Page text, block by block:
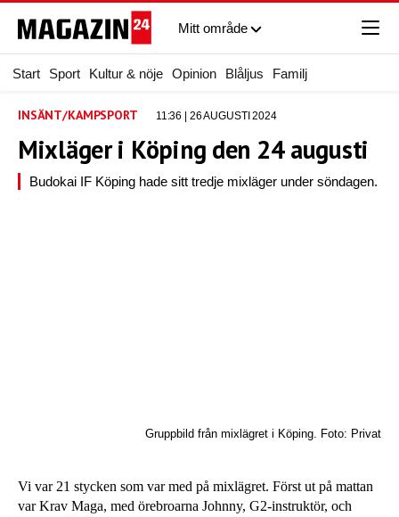
Mitt område
Start Sport Kultur & nöje Opinion Blåljus Familj
INSÄNT/KAMPSPORT 11:36 | 26 AUGUSTI 2024
Mixläger i Köping den 24 augusti
Budokai IF Köping hade sitt tredje mixläger under söndagen.
Gruppbild från mixlägret i Köping. Foto: Privat
Vi var 21 stycken som var med på mixlägret. Först ut på mattan
var Krav Maga, med örebroarna Johnny, G2-instruktör, och